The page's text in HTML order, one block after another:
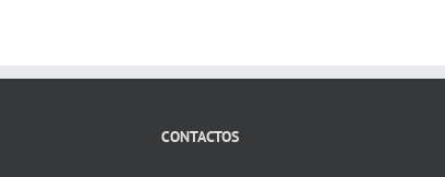
CONTACTOS